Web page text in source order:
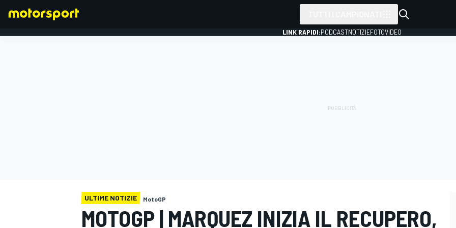
LINK RAPIDI:PODCASTNOTIZIEFOTOVIDEO
ULTIME NOTIZIE MotoGP
MOTOGP | MARQUEZ INIZIA IL RECUPERO,